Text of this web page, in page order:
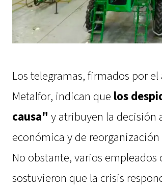
Los telegramas, firmados por
Metalfor, indican que los
causa" y atribuyen la decisión
económica y de
No obstante, varios
sostuvieron que la crisis